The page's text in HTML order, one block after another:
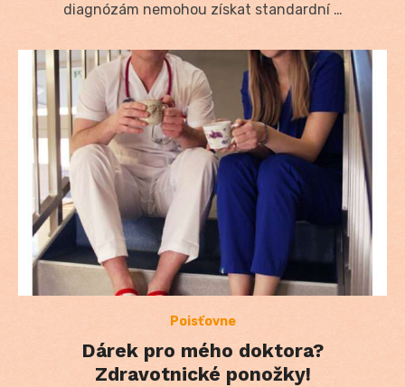
diagnózám nemohou získat standardní …
Poisťovne
Dárek pro mého doktora?
Zdravotnické ponožky!